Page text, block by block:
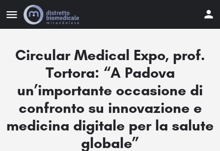
Circular Medical Expo, prof.
Tortora: “A Padova
un’importante occasione di
confronto su innovazione e
medicina digitale per la salute
globale”